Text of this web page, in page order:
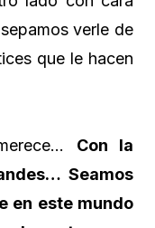
verle de
que le hacen
Con la
Seamos
en este mundo